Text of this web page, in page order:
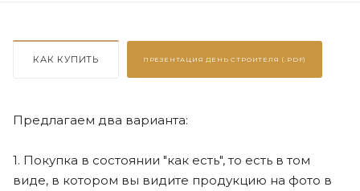
КАК КУПИТЬ ПРЕЗЕНТАЦИЯ ДЕНЬ СТРОИТЕЛЯ (.PDF)
Предлагаем два варианта:
1. Покупка в состоянии "как есть", то есть в том
виде, в котором вы видите продукцию на фото в